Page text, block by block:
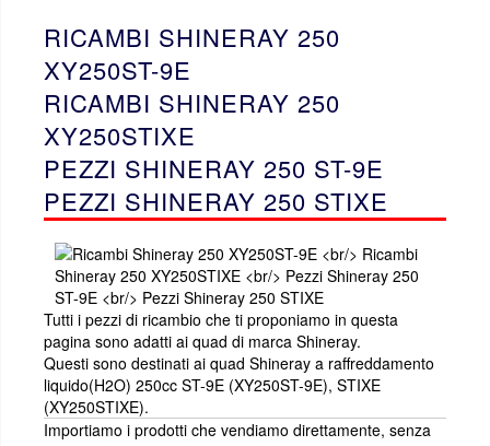
250cc STIXE ST9E
RICAMBI SHINERAY 250
XY250ST-9E
RICAMBI SHINERAY 250
XY250STIXE
PEZZI SHINERAY 250 ST-9E
PEZZI SHINERAY 250 STIXE
Tutti i pezzi di ricambio che ti proponiamo in questa
pagina sono adatti ai quad di marca Shineray.
Questi sono destinati ai quad Shineray a raffreddamento
liquido(H2O) 250cc ST-9E (XY250ST-9E), STIXE
(XY250STIXE).
Importiamo i prodotti che vendiamo direttamente, senza